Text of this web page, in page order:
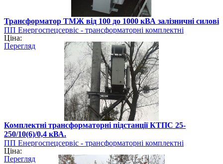
Трансформатор ТМЖ від 100 до 1000 кВА залізничні силові
ПП Енергоспецсервіс - трансформаторні комплектні
підстанції
Ціна:
Перегляд
Комплектні трансформаторні підстанції КТПС 25-
250/10(6)/0,4 кВА.
ПП Енергоспецсервіс - трансформаторні комплектні
підстанції
Ціна:
Перегляд